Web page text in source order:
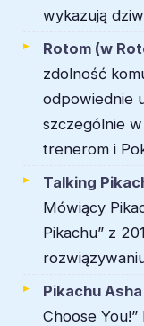
wykazują
Rotom (w
zdolność
odpowiednie
szczególnie
trenerom i
Talking
Mówiący
Pikachu” z
Pikachu
Choose You!”